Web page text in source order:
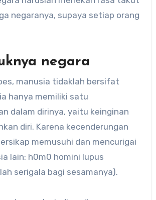
negaranya, supaya setiap orang
negara
manusia tidaklah bersifat
hanya memiliki satu
dalam dirinya, yaitu keinginan
diri. Karena kecenderungan
memusuhi dan mencurigai
lain: h0m0 homini lupus
serigala bagi sesamanya).